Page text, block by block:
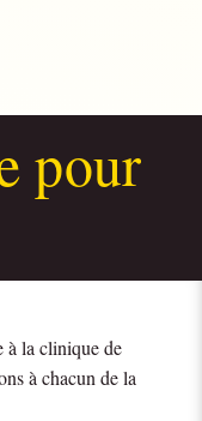
pour
à la clinique de
à chacun de la